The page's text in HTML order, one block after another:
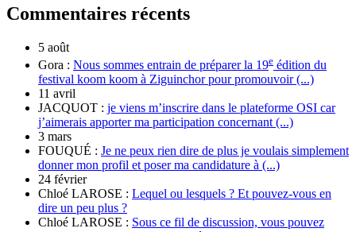
Commentaires récents
5 août
Gora : Nous sommes entrain de préparer la 19e édition du
festival koom koom à Ziguinchor pour promouvoir (...)
11 avril
JACQUOT : je viens m’inscrire dans le plateforme OSI car
j’aimerais apporter ma participation concernant (...)
3 mars
FOUQUÉ : Je ne peux rien dire de plus je voulais simplement
donner mon profil et poser ma candidature à (...)
24 février
Chloé LAROSE : Lequel ou lesquels ? Et pouvez-vous en
dire un peu plus ?
Chloé LAROSE : Sous ce fil de discussion, vous pouvez